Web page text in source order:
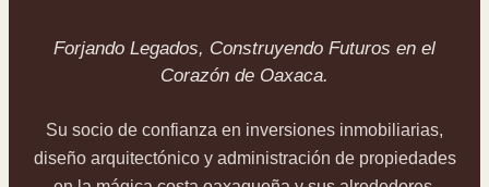
Forjando Legados, Construyendo Futuros en el
Corazón de Oaxaca.
Su socio de confianza en inversiones inmobiliarias,
diseño arquitectónico y administración de propiedades